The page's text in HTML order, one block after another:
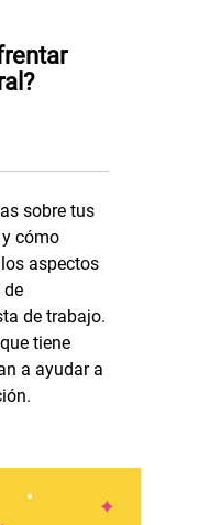
sobre tus
cómo
aspectos
de
de trabajo.
tiene
a ayudar a